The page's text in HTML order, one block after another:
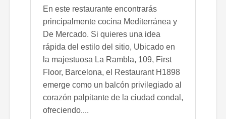
En este restaurante encontrarás
principalmente cocina Mediterránea y
De Mercado. Si quieres una idea
rápida del estilo del sitio, Ubicado en
la majestuosa La Rambla, 109, First
Floor, Barcelona, el Restaurant H1898
emerge como un balcón privilegiado al
corazón palpitante de la ciudad condal,
ofreciendo....